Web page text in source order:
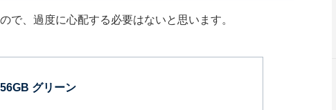
で、過度に心配する必要はないと思います。
グリーン